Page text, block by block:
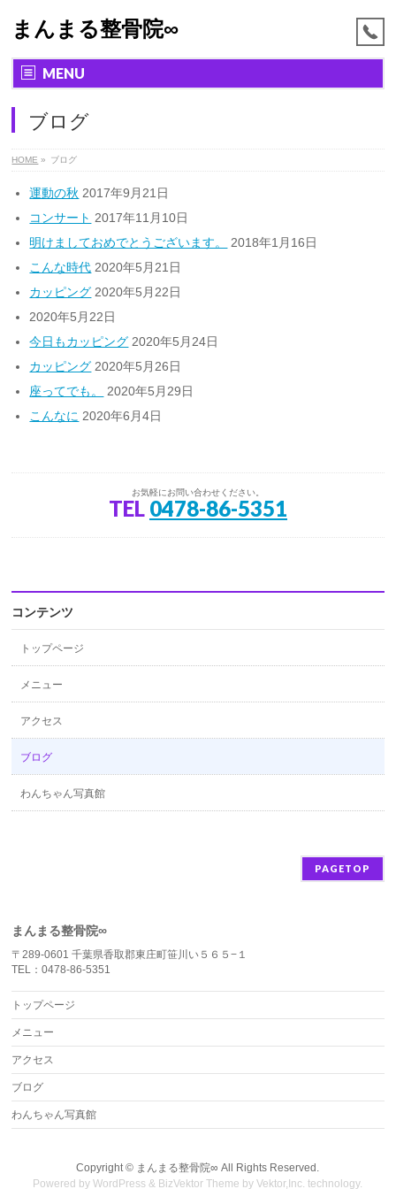
まんまる整骨院∞
MENU
ブログ
HOME » ブログ
運動の秋 2017年9月21日
コンサート 2017年11月10日
明けましておめでとうございます。
2018年1月16日
こんな時代 2020年5月21日
カッピング 2020年5月22日
2020年5月22日
今日もカッピング 2020年5月24日
カッピング 2020年5月26日
座ってでも。
2020年5月29日
こんなに 2020年6月4日
お気軽にお問い合わせください。
TEL 0478-86-5351
コンテンツ
トップページ
メニュー
アクセス
ブログ
わんちゃん写真館
PAGETOP
まんまる整骨院∞
〒289-0601 千葉県香取郡東庄町笹川い５６５−１
TEL：0478-86-5351
トップページ
メニュー
アクセス
ブログ
わんちゃん写真館
Copyright © まんまる整骨院∞ All Rights Reserved.
Powered byWordPress & BizVektor Theme by Vektor,Inc. technology.